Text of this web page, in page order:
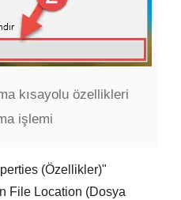
kısayolu özellikleri
işlemi
(Özellikler)"
File Location (Dosya